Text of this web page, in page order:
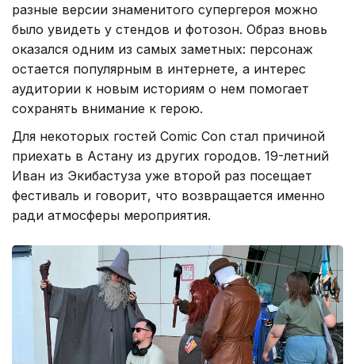
разные версии знаменитого супергероя можно
было увидеть у стендов и фотозон. Образ вновь
оказался одним из самых заметных: персонаж
остается популярным в интернете, а интерес
аудитории к новым историям о нем помогает
сохранять внимание к герою.
Для некоторых гостей Comic Con стал причиной
приехать в Астану из других городов. 19-летний
Иван из Экибастуза уже второй раз посещает
фестиваль и говорит, что возвращается именно
ради атмосферы мероприятия.